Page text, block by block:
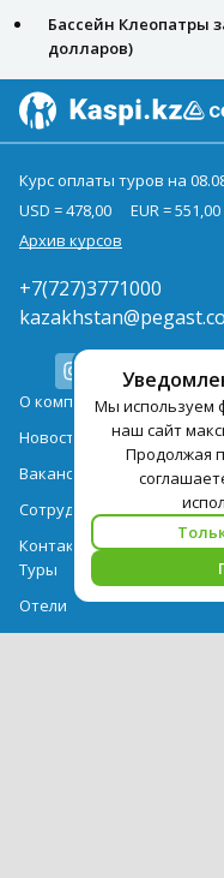
Бассейн Клеопатры
долларов)
Мы используем
наш сайт
Продолжая
Курс оплаты туров на
USD = 478,00
EUR = 551,00
Архив курсов
+7(727)3771000
О компании
Новости
Вакансии
Сотрудничество
Контактная информация
Туры
Отели